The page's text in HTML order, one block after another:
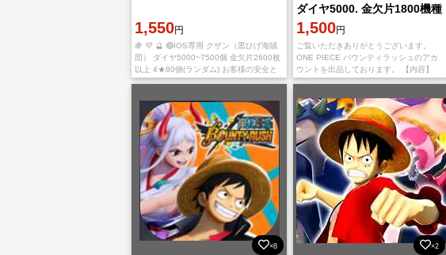
1,550円
🍇 💜 🔮 🟣IOS専用 クザン（黒ひげ海賊
団） ダイヤ5000~7500個 金欠片2600枚
以上 4★80個(ランダム) お客様の安全と
プライバシーを最優先に考え、厳重なセ
ダイヤ5000. 金欠片1800機種
IOS
1,500円
ご覧いただきありがとうございます。
ONE PIECE バウンティラッシュのアカ
ウントを出品しております。 【内容】
IOS初期垢 黒ガープ ダイヤ5000~6500個
×8 ×2